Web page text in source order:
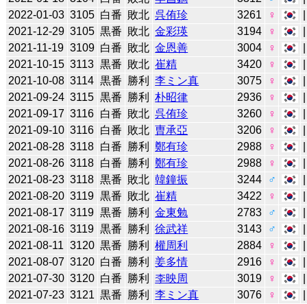
2022-01-03 3105 白番 敗北 呉侑珍 3261 ♀
2021-12-29 3105 黒番 敗北 金彩瑛 3194 ♀
2021-11-19 3109 白番 敗北 金恩善 3004 ♀
2021-10-15 3113 黒番 敗北 崔精 3420 ♀
2021-10-08 3114 黒番 勝利 李ミン真 3075 ♀
2021-09-24 3115 黒番 勝利 朴昭律 2936 ♀
2021-09-17 3116 白番 敗北 呉侑珍 3260 ♀
2021-09-10 3116 白番 敗北 曺承亞 3206 ♀
2021-08-28 3118 白番 勝利 鄭有珍 2988 ♀
2021-08-26 3118 白番 勝利 鄭有珍 2988 ♀
2021-08-23 3118 黒番 敗北 韓鐘振 3244 ♂
2021-08-20 3119 黒番 敗北 崔精 3422 ♀
2021-08-17 3119 黒番 勝利 金東勉 2783 ♂
2021-08-16 3119 黒番 勝利 徐武祥 3143 ♂
2021-08-11 3120 黒番 勝利 權周利 2884 ♀
2021-08-07 3120 白番 勝利 姜多情 2916 ♀
2021-07-30 3120 白番 勝利 李映周 3019 ♀
2021-07-23 3121 黒番 勝利 李ミン真 3076 ♀